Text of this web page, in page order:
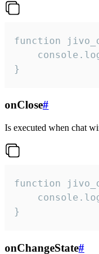
function
}
onClose#
Is executed when chat
function
}
onChangeState#